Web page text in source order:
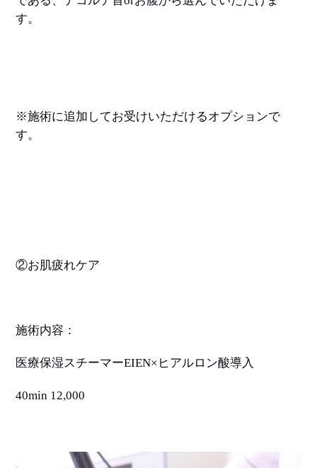
す。
※施術に追加してお受けいただけるオプションで
す。
②お肌疲れケア
施術内容：
医療保湿スチーマーEIEN× ヒアルロン酸導入
40min 12,000